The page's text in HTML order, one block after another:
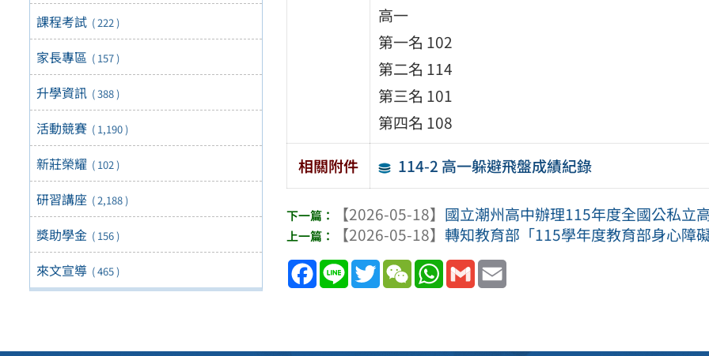
課程考試 ( 222 )
家長專區 ( 157 )
升學資訊 ( 388 )
活動競賽 ( 1,190 )
新莊榮耀 ( 102 )
研習講座 ( 2,188 )
獎助學金 ( 156 )
來文宣導 ( 465 )
高一
第一名 102
第二名 114
第三名 101
第四名 108
相關附件
114-2 高一躲避飛盤成績紀錄
【2026-05-18】 國立潮州高中辦理115年度全國公私立
【2026-05-18】轉知教育部「115學年度教育部身心障
Facebook
Line TwitterWeChatWhatsApp
Gmail